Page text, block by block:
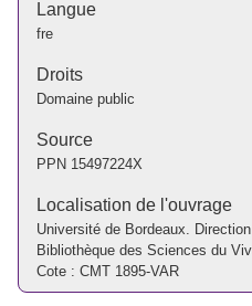
Langue
fre
Droits
Domaine public
Source
PPN 15497224X
Localisation de l'ouvrage
Université de Bordeaux.
Bibliothèque des Sciences du
Cote : CMT 1895-VAR